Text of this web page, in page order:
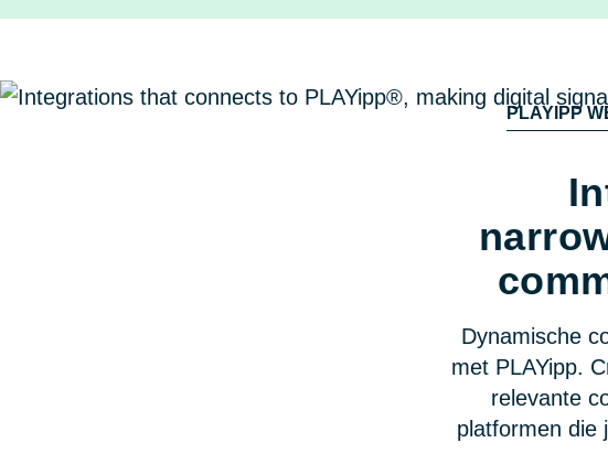
PLAYIPP
Dynamische
met PLAYipp.
relevante
platformen die